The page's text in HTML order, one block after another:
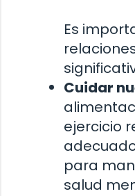
Es
Cuidar
ejercicio
para
salud